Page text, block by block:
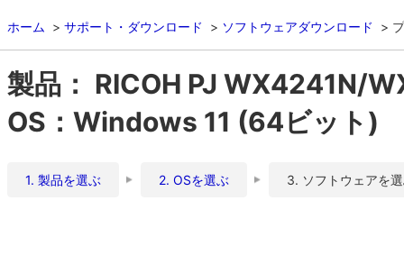
ホーム サポート・ダウンロード ソフトウェアダウンロード
製品： RICOH PJ WX4241N/
OS：Windows 11 (64ビット)
1. 製品を選ぶ 2. OSを選ぶ 3. ソフトウェアを